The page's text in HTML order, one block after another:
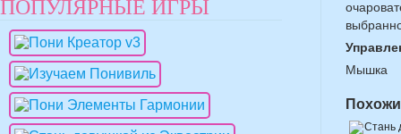
Мышка
ПОПУЛЯРНЫЕ ИГРЫ